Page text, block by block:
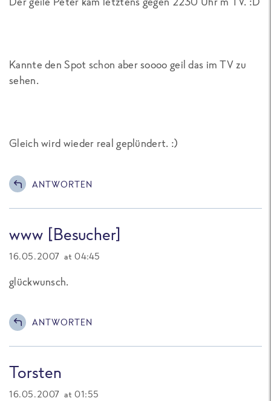
Kannte den Spot schon aber soooo geil das im TV zu
sehen.
Gleich wird wieder real geplündert. :)
ANTWORTEN
www [Besucher]
16.05.2007 at 04:45
glückwunsch.
ANTWORTEN
Torsten
16.05.2007 at 01:55